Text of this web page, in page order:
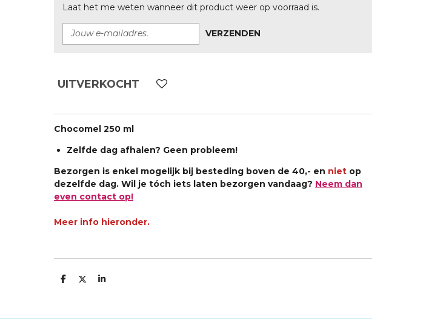
Laat het me weten wanneer dit product weer op voorraad is.
VERZENDEN
UITVERKOCHT
Chocomel 250 ml
Zelfde dag afhalen? Geen probleem!
Bezorgen is enkel mogelijk bij besteding boven de 40,- en niet op
dezelfde dag. Wil je tóch iets laten bezorgen vandaag? Neem dan
even contact op!
Meer info hieronder.
D
D
S